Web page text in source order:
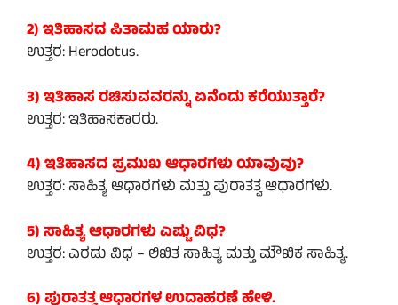
2) ಇತಿಹಾಸದ ಪಿತಾಮಹ ಯಾರು?
ಉತ್ತರ: Herodotus.
3) ಇತಿಹಾಸ ರಚಿಸುವವರನ್ನು ಏನೆಂದು ಕರೆಯುತ್ತಾರೆ?
ಉತ್ತರ: ಇತಿಹಾಸಕಾರರು.
4) ಇತಿಹಾಸದ ಪ್ರಮುಖ ಆಧಾರಗಳು ಯಾವುವು?
ಉತ್ತರ: ಸಾಹಿತ್ಯ ಆಧಾರಗಳು ಮತ್ತು ಪುರಾತತ್ವ ಆಧಾರಗಳು.
5) ಸಾಹಿತ್ಯ ಆಧಾರಗಳು ಎಷ್ಟು ವಿಧ?
ಉತ್ತರ: ಎರಡು ವಿಧ – ಲಿಖಿತ ಸಾಹಿತ್ಯ ಮತ್ತು ಮೌಖಿಕ ಸಾಹಿತ್ಯ.
6) ಪುರಾತತ್ವ ಆಧಾರಗಳ ಉದಾಹರಣೆ ಹೇಳಿ.